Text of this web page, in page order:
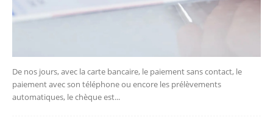
De nos jours, avec la carte bancaire, le paiement sans contact, le
paiement avec son téléphone ou encore les prélèvements
automatiques, le chèque est...